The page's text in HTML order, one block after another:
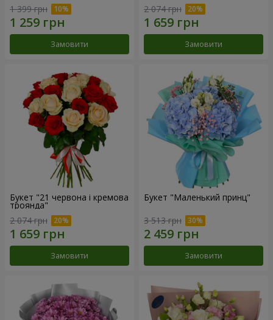
1 399 грн
Замовити
2 074 грн
Замовити
Букет "21 червона і кремова
троянда"
2 074 грн
Замовити
Букет "Маленький принц"
3 513 грн
Замовити